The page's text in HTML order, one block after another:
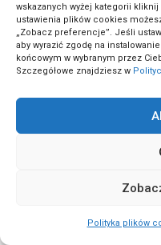
wskazanych wyżej kategorii
ustawienia plików cookies
„Zobacz preferencje”. Jeśli
aby wyrazić zgodę na
końcowym w wybranym przez
Szczegółowe znajdziesz w
Polityka plików
Zabawy i gry edukacyjne
Zdrowe odżywianie